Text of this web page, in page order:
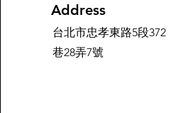
Address
台北市忠孝東路5段372
巷28弄7號